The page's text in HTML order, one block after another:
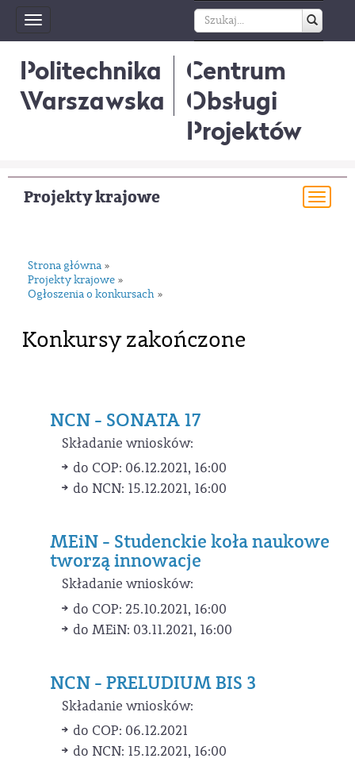
Toggle
navigation
Politechnika
Warszawska
Centrum
Obsługi
Projektów
Projekty krajowe
Strona główna »
Projekty krajowe »
Ogłoszenia o konkursach »
Konkursy zakończone
NCN - SONATA 17
Składanie wniosków:
do COP: 06.12.2021, 16:00
do NCN: 15.12.2021, 16:00
MEiN - Studenckie koła naukowe
tworzą innowacje
Składanie wniosków:
do COP: 25.10.2021, 16:00
do MEiN: 03.11.2021, 16:00
NCN - PRELUDIUM BIS 3
Składanie wniosków:
do COP: 06.12.2021
do NCN: 15.12.2021, 16:00